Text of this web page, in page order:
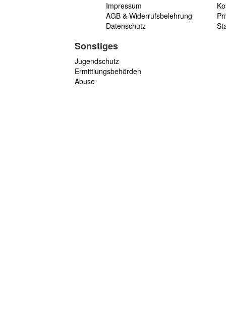
Impressum
AGB & Widerrufsbelehrung
Datenschutz
Sonstiges
Jugendschutz
Ermittlungsbehörden
Abuse